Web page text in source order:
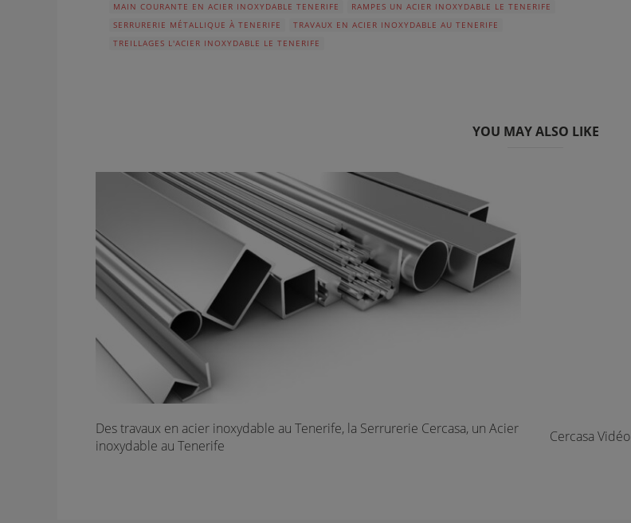
MAIN COURANTE EN ACIER INOXYDABLE TENERIFE
RAMPES UN ACIER INOXYDABLE LE TENERIFE
SERRURERIE MÉTALLIQUE À TENERIFE
TRAVAUX EN ACIER INOXYDABLE AU TENERIFE
TREILLAGES L'ACIER INOXYDABLE LE TENERIFE
YOU MAY ALSO LIKE
Des travaux en acier inoxydable au Tenerife, la Serrurerie Cercasa, un Acier
inoxydable au Tenerife
Cercasa Vidéo